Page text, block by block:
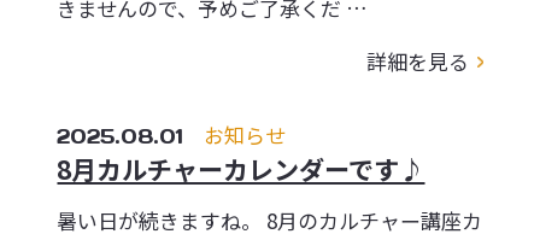
きませんので、予めご了承くだ …
詳細を見る
2025.08.01 お知らせ
8月カルチャーカレンダーです♪
暑い日が続きますね。 8月のカルチャー講座カ